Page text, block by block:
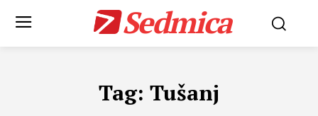
Sedmica
Tag: Tušanj